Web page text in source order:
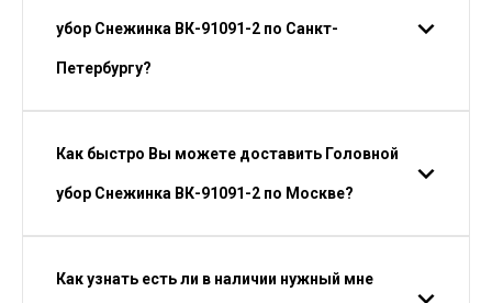
убор Снежинка ВК-91091-2 по Санкт-
Петербургу?
Как быстро Вы можете доставить Головной
убор Снежинка ВК-91091-2 по Москве?
Как узнать есть ли в наличии нужный мне